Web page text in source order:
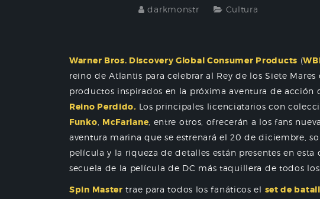
darkmonstr Cultura
Warner Bros. Discovery Global Consumer Products (
reino de Atlantis para celebrar al Rey de los Siete
productos inspirados en la próxima aventura de acción
Reino Perdido.Los principales licenciatarios con
Funko McFarlane , entre otros, ofrecerán a los fans
aventura marina que se estrenará el 20 de diciembre,
película y la riqueza de detalles están presentes en
secuela de la película de DC más taquillera de todos los
Spin Master trae para todos los fanáticos el set de